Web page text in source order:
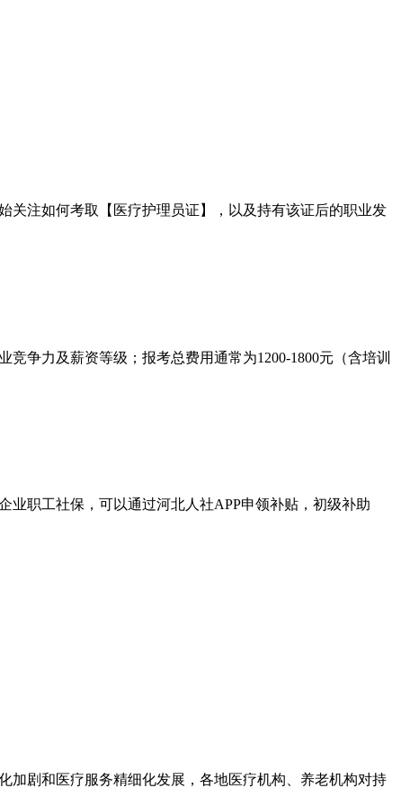
关注如何考取【医疗护理员证】，以及持有该证后的职业发
争力及薪资等级‌；报考总费用通常为‌1200-1800元‌（含培训
职工社保，可以通过河北人社APP申领补贴，初级补助
加剧和医疗服务精细化发展，各地医疗机构、养老机构对持